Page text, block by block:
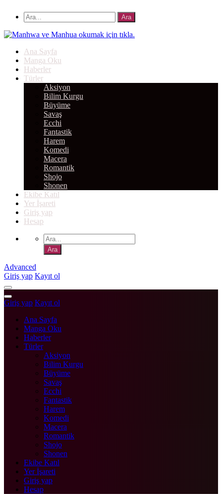
Ana Sayfa
Manga Oku
Haberler
Türler
Aksiyon
Bilim Kurgu
Büyüme
Savaş
Ecchi
Fantastik
Harem
Komedi
Macera
Romantik
Shojo
Shonen
Ekibe Katıl
Yer İşareti
Giriş yap
Hesap
Advanced
Giriş yap Kayıt ol
Giriş yap Kayıt ol
Ana Sayfa
Manga Oku
Haberler
Türler
Aksiyon
Bilim Kurgu
Büyüme
Savaş
Ecchi
Fantastik
Harem
Komedi
Macera
Romantik
Shojo
Shonen
Ekibe Katıl
Yer İşareti
Giriş yap
Hesap